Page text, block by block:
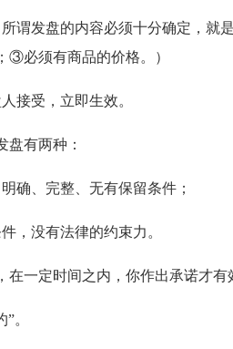
发盘的内容必须十分确定，就
必须有商品的价格。）
受，立即生效。
有两种：
、完整、无有保留条件；
没有法律的约束力。
一定时间之内，你作出承诺才有
。